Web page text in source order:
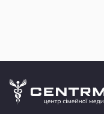
CENTRMED: Задай